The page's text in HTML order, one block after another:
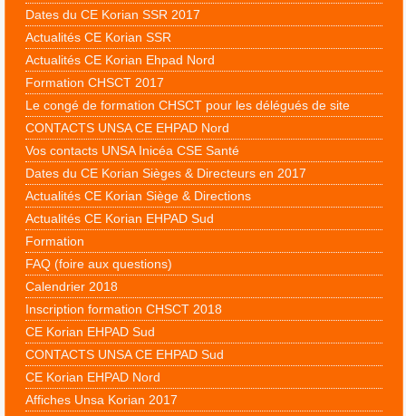
Dates du CE Korian SSR 2017
Actualités CE Korian SSR
Actualités CE Korian Ehpad Nord
Formation CHSCT 2017
Le congé de formation CHSCT pour les délégués de site
CONTACTS UNSA CE EHPAD Nord
Vos contacts UNSA Inicéa CSE Santé
Dates du CE Korian Sièges & Directeurs en 2017
Actualités CE Korian Siège & Directions
Actualités CE Korian EHPAD Sud
Formation
FAQ (foire aux questions)
Calendrier 2018
Inscription formation CHSCT 2018
CE Korian EHPAD Sud
CONTACTS UNSA CE EHPAD Sud
CE Korian EHPAD Nord
Affiches Unsa Korian 2017